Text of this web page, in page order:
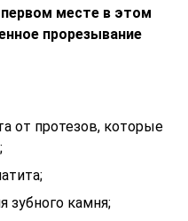
месте в этом
прорезывание
от протезов, которые
зубного камня;